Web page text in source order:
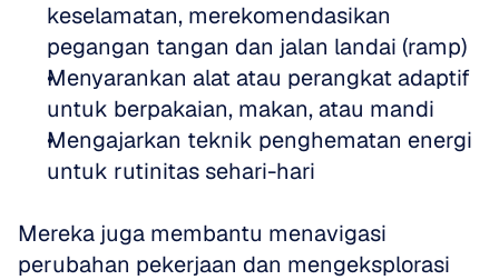
keselamatan, merekomendasikan
pegangan tangan dan jalan landai (ramp)
Menyarankan alat atau perangkat adaptif
untuk berpakaian, makan, atau mandi
Mengajarkan teknik penghematan energi
untuk rutinitas sehari-hari
Mereka juga membantu menavigasi
perubahan pekerjaan dan mengeksplorasi